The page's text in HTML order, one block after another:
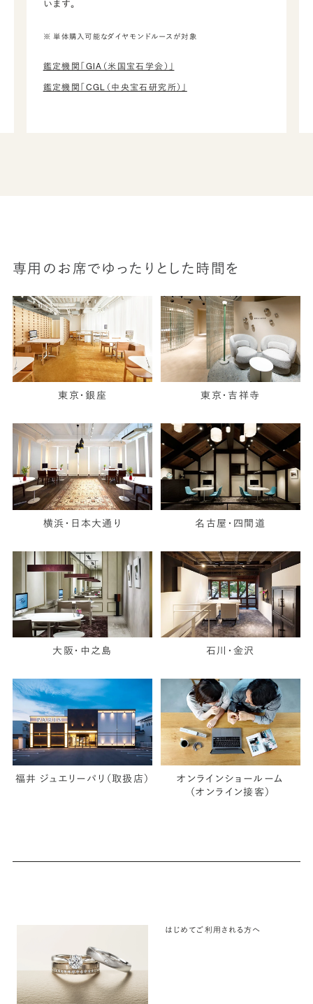
います。
※ 単体購入可能なダイヤモンドルースが対象
鑑定機関「GIA（米国宝石学会）」
鑑定機関「CGL（中央宝石研究所）」
専用のお席でゆったりとした時間を
東京・銀座 東京・吉祥寺
横浜・日本大通り 名古屋・四間道
大阪・中之島 石川・金沢
福井 ジュエリーパリ（取扱店）
オンラインショールーム
（オンライン接客）
はじめてご利用される方へ